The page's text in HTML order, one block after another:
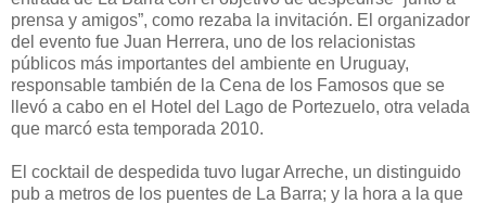
prensa y amigos”, como rezaba la invitación. El organizador
del evento fue Juan Herrera, uno de los relacionistas
públicos más importantes del ambiente en Uruguay,
responsable también de la Cena de los Famosos que se
llevó a cabo en el Hotel del Lago de Portezuelo, otra velada
que marcó esta temporada 2010.
El cocktail de despedida tuvo lugar Arreche, un distinguido
pub a metros de los puentes de La Barra; y la hora a la que